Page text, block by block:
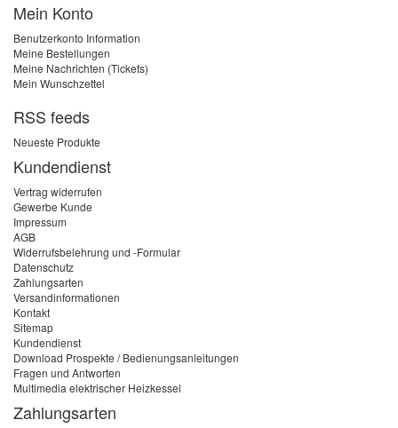
Mein Konto
Benutzerkonto Information
Meine Bestellungen
Meine Nachrichten (Tickets)
Mein Wunschzettel
RSS feeds
Neueste Produkte
Kundendienst
Vertrag widerrufen
Gewerbe Kunde
Impressum
AGB
Widerrufsbelehrung und -Formular
Datenschutz
Zahlungsarten
Versandinformationen
Kontakt
Sitemap
Kundendienst
Download Prospekte / Bedienungsanleitungen
Fragen und Antworten
Multimedia elektrischer Heizkessel
Zahlungsarten